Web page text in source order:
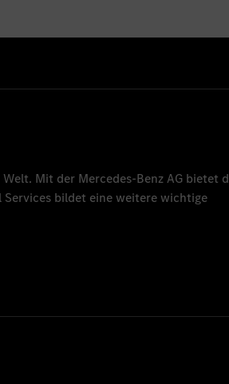
Mit der Mercedes-Benz AG bietet
Services bildet eine weitere wichtige